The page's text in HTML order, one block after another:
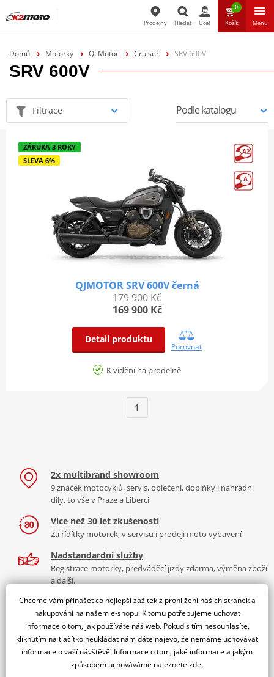
Prodejny Hledat Účet
0
Košík Menu
Domů Motorky QJ Motor Cruiser SRV 600V
SRV 600V
Filtrace
ZÁRUKA 3 ROKY
SLEVA 6%
QJMOTOR SRV 600V černá
179 900 Kč
169 900 Kč
Detail produktu
Porovnat
K vidění na prodejně
1
2x multibrand showroom
9 značek motocyklů, servis, oblečení, doplňky i náhradní
díly, to vše v Praze a Liberci
Více než 30 let zkušeností
Za řídítky motorek, v servisu i prodeji moto vybavení
Nadstandardní služby
Registrace motorky, předváděcí jízdy zdarma, výměna zboží
a další.
K2 Bonus
Výbava? Servis? Sleva? Ty volíš, jakou odměnu chceš!
Doprava zdarma
S PPL Parcel Smart máš dopravu na každou objednávku
ZDARMA.
Chceme vám přinášet co nejlepší zážitek z prohlížení našich stránek a
nakupování na našem e-shopu. K tomu potřebujeme uchovat
informace o tom, jak používáte náš web. Pokud s tím nesouhlasíte,
kliknutím na tlačítko neukládat nám dáte najevo, že nemáme uchovávat
informace o vaší návštěvě. Informace o tom, jaké informace a jakým
způsobem uchováváme naleznete zde.